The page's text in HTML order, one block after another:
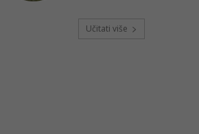
Učitati više